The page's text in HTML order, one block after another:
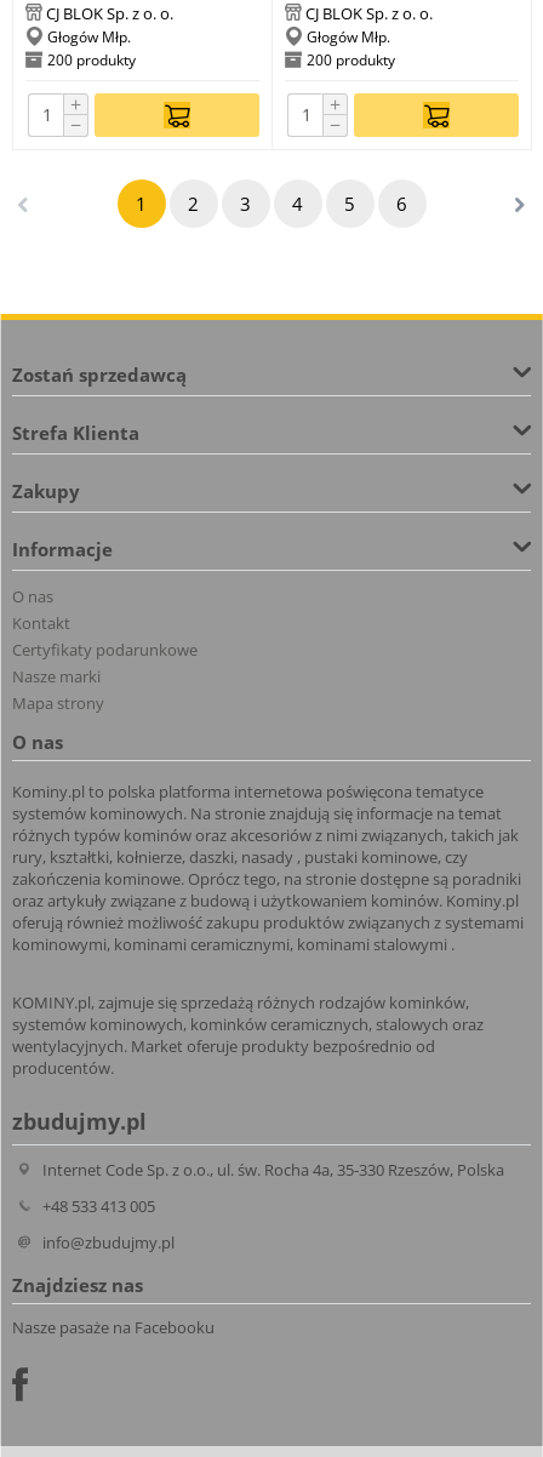
CJ BLOK Sp. z o. o.
Głogów Młp.
200 produkty
+
−
CJ BLOK Sp. z o. o.
Głogów Młp.
200 produkty
+
−
1 2 3 4 5 6
Zostań sprzedawcą
Strefa Klienta
Zakupy
Informacje
O nas
Kontakt
Certyfikaty podarunkowe
Nasze marki
Mapa strony
O nas
Kominy.pl to polska platforma internetowa poświęcona tematyce
systemów kominowych. Na stronie znajdują się informacje na temat
różnych typów kominów oraz akcesoriów z nimi związanych, takich jak
rury, kształtki, kołnierze, daszki, nasady , pustaki kominowe, czy
zakończenia kominowe. Oprócz tego, na stronie dostępne są poradniki
oraz artykuły związane z budową i użytkowaniem kominów. Kominy.pl
oferują również możliwość zakupu produktów związanych z systemami
kominowymi, kominami ceramicznymi, kominami stalowymi .
KOMINY.pl, zajmuje się sprzedażą różnych rodzajów kominków,
systemów kominowych, kominków ceramicznych, stalowych oraz
wentylacyjnych. Market oferuje produkty bezpośrednio od
producentów.
zbudujmy.pl
Internet Code Sp. z o.o., ul. św. Rocha 4a, 35-330 Rzeszów, Polska
+48 533 413 005
info@zbudujmy.pl
Znajdziesz nas
Nasze pasaże na Facebooku